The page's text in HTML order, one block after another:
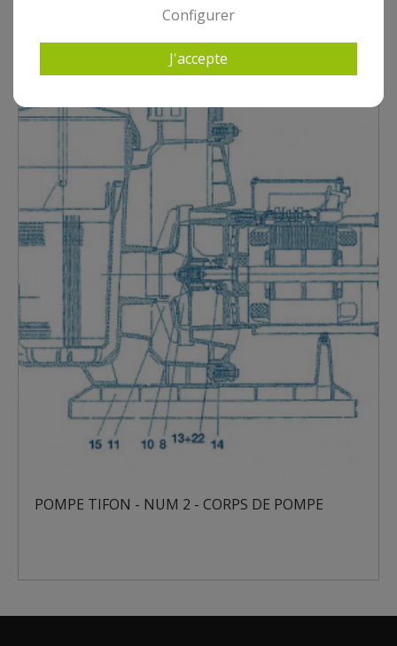
POMPE TIFON - NUM 2 - CORPS DE POMPE
Configurer
J'accepte